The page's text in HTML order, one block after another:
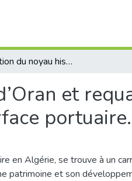
Réconciliation du noyau historique d’Oran et requalification urbaine à travers la Redynamisation de l’interface portuaire.
et
portuaire.
en Algérie, se trouve à un
patrimoine et son